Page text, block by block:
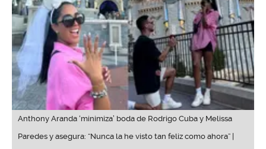
Anthony Aranda ‘minimiza’ boda de Rodrigo Cuba y Melissa
Paredes y asegura: “Nunca la he visto tan feliz como ahora” |